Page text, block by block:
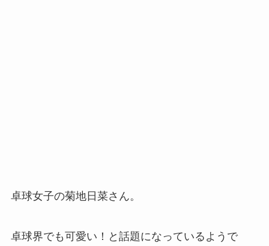
卓球女子の菊地日菜さん。
卓球界でも可愛い！と話題になっているようで